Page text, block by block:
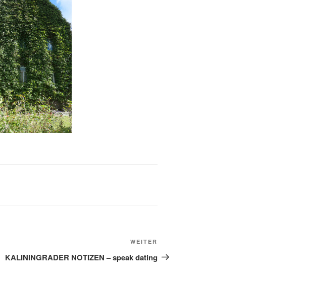
Beitrag
WEITER
KALININGRADER NOTIZEN – speak dating